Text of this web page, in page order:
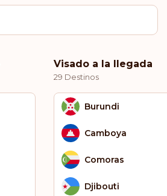
Visado a la llegada
29 Destinos
Burundi
Camboya
Comoras
Djibouti